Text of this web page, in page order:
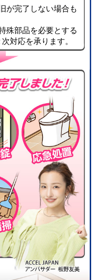
が完了しない場合も
殊部品を必要とする
対応を承ります。